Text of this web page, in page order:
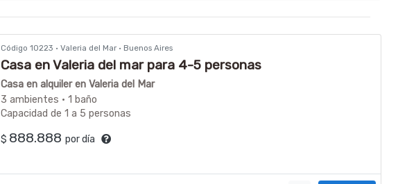
Código 10223 · Valeria del Mar · Buenos Aires
Casa en Valeria del mar para 4-5 personas
Casa en alquiler en Valeria del Mar
3 ambientes · 1 baño
Capacidad de 1 a 5 personas
$ 888.888 por día